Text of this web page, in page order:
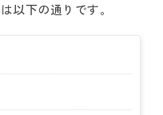
以下の通りです。